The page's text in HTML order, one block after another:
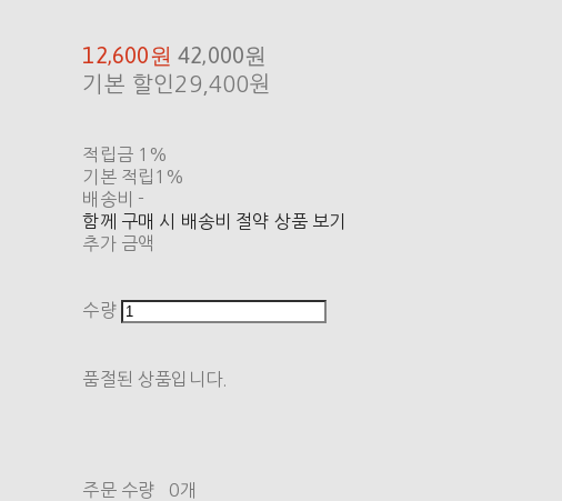
12,600원 42,000원
기본 할인 29,400원
적립금 1%
기본 적립 1%
배송비 -
함께 구매 시 배송비 절약 상품 보기
추가 금액
수량
품절된 상품입니다.
주문 수량
0개